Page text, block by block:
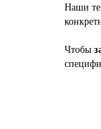
Наши
Чтобы